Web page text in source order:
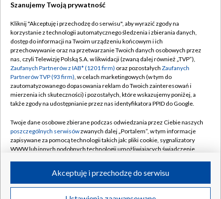
TVP
Abonament TVP
Emisja w TVP
Centrum informacji TVP
Naziemna Telewizja Cyfrowa
Rada Programowa
System NOS
Informacje o nadawcy
Program dla prasy
Regulamin TVP
Polityka prywatności
Moje zgody
Pomoc
Kontakt
Kanały
©2026 Telewizja Polska S.A. w likwidacji
Szanujemy Twoją prywatność
Kliknij "Akceptuję i przechodzę do serwisu", aby wyrazić zgody na
korzystanie z technologii automatycznego śledzenia i zbierania danych,
dostęp do informacji na Twoim urządzeniu końcowym i ich
przechowywanie oraz na przetwarzanie Twoich danych osobowych przez
nas, czyli Telewizję Polską S.A. w likwidacji (zwaną dalej również „TVP”),
Zaufanych Partnerów z IAB* (1201 firm) oraz pozostałych Zaufanych
Partnerów TVP (93 firm), w celach marketingowych (w tym do
zautomatyzowanego dopasowania reklam do Twoich zainteresowań i
mierzenia ich skuteczności) i pozostałych, które wskazujemy poniżej, a
także zgody na udostępnianie przez nas identyfikatora PPID do Google.
Twoje dane osobowe zbierane podczas odwiedzania przez Ciebie naszych
poszczególnych serwisówzwanych dalej „Portalem”, w tym informacje
zapisywane za pomocą technologii takich jak: pliki cookie, sygnalizatory
WWW lub innych podobnych technologii umożliwiających świadczenie
ruchu w Internecie.
Twoje dane osobowe zbierane podczas odwiedzania przez Ciebie
Akceptuję i przechodzę do serwisu